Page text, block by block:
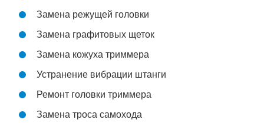
Замена режущей головки
Замена графитовых щеток
Замена кожуха триммера
Устранение вибрации штанги
Ремонт головки триммера
Замена троса самохода